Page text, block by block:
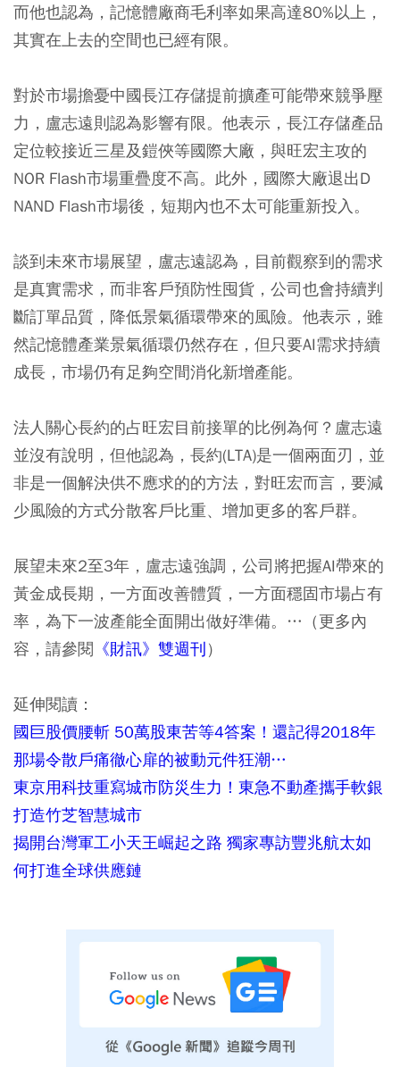
而他也認為，記憶體廠商毛利率如果高達80%以上，
其實在上去的空間也已經有限。
對於市場擔憂中國長江存儲提前擴產可能帶來競爭壓
力，盧志遠則認為影響有限。他表示，長江存儲產品
定位較接近三星及鎧俠等國際大廠，與旺宏主攻的
NOR Flash市場重疊度不高。此外，國際大廠退出D
NAND Flash市場後，短期內也不太可能重新投入。
談到未來市場展望，盧志遠認為，目前觀察到的需求
是真實需求，而非客戶預防性囤貨，公司也會持續判
斷訂單品質，降低景氣循環帶來的風險。他表示，雖
然記憶體產業景氣循環仍然存在，但只要AI需求持續
成長，市場仍有足夠空間消化新增產能。
法人關心長約的占旺宏目前接單的比例為何？盧志遠
並沒有說明，但他認為，長約(LTA)是一個兩面刃，並
非是一個解決供不應求的的方法，對旺宏而言，要減
少風險的方式分散客戶比重、增加更多的客戶群。
展望未來2至3年，盧志遠強調，公司將把握AI帶來的
黃金成長期，一方面改善體質，一方面穩固市場占有
率，為下一波產能全面開出做好準備。…（更多內
容，請參閱 《財訊》雙週刊）
延伸閱讀：
國巨股價腰斬 50萬股東苦等4答案！還記得2018年
那場令散戶痛徹心扉的被動元件狂潮…
東京用科技重寫城市防災生力！東急不動產攜手軟銀
打造竹芝智慧城市
揭開台灣軍工小天王崛起之路 獨家專訪豐兆航太如
何打進全球供應鏈